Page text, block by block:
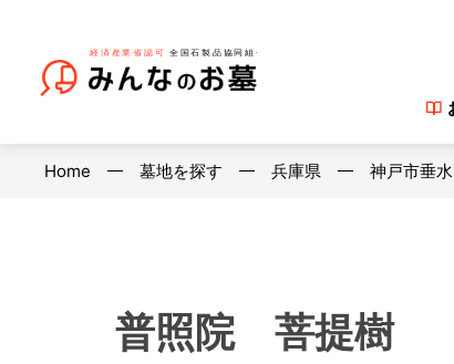
Home 墓地を探す 兵庫県 神戸市垂
普照院 菩提樹